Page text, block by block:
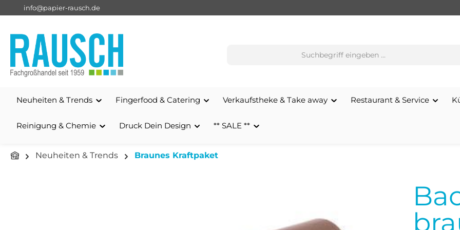
Zur Hauptnavigation springen
info@papier-rausch.de
Neuheiten & Trends Fingerfood & Catering Verkaufstheke & Take away Restaurant & Service
Reinigung & Chemie Druck Dein Design ** SALE **
Neuheiten & Trends Braunes Kraftpaket